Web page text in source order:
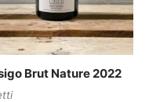
Brut Nature 2022